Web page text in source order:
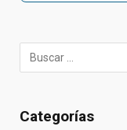
Categorías